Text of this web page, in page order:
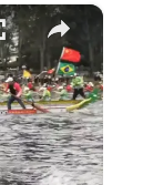
×